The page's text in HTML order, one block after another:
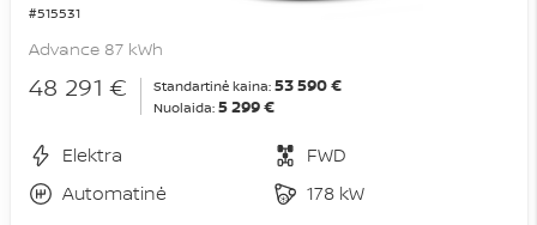
#515531
Advance 87 kWh
48 291 € Standartinė kaina: 53 590 €
Nuolaida: 5 299 €
Elektra
FWD
Automatinė
178 kW